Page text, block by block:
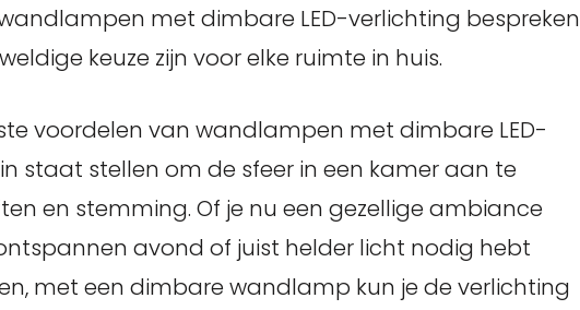
met dimbare LED-verlichting bespreken
keuze zijn voor elke ruimte in huis.
voordelen van wandlampen met dimbare LED-
staat stellen om de sfeer in een kamer aan te
en stemming. Of je nu een gezellige ambiance
avond of juist helder licht nodig hebt
met een dimbare wandlamp kun je de verlichting